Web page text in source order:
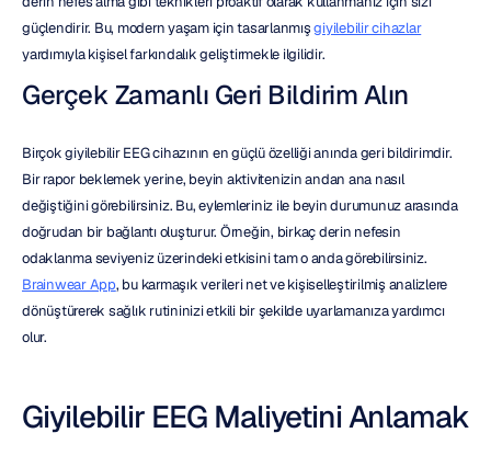
güçlendirir. Bu, modern yaşam için tasarlanmış giyilebilir cihazlar
yardımıyla kişisel farkındalık geliştirmekle ilgilidir.
Gerçek Zamanlı Geri Bildirim Alın
Birçok giyilebilir EEG cihazının en güçlü özelliği anında geri bildirimdir.
Bir rapor beklemek yerine, beyin aktivitenizin andan ana nasıl
değiştiğini görebilirsiniz. Bu, eylemleriniz ile beyin durumunuz arasında
doğrudan bir bağlantı oluşturur. Örneğin, birkaç derin nefesin
Brainwear App, bu karmaşık verileri net ve kişiselleştirilmiş analizlere
dönüştürerek sağlık rutininizi etkili bir şekilde uyarlamanıza yardımcı
olur.
Giyilebilir EEG Maliyetini Anlamak